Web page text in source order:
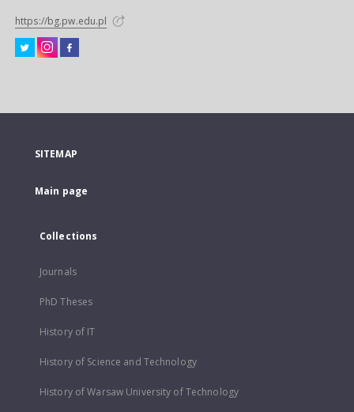
https://bg.pw.edu.pl
SITEMAP
Main page
Collections
Journals
PhD Theses
History of IT
History of Science and Technology
History of Warsaw University of Technology